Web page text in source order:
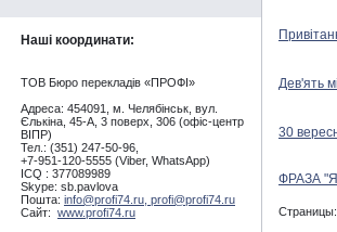
Наші координати:
ТОВ Бюро перекладів «ПРОФІ»
Адреса: 454091, м. Челябінськ, вул.
Єлькіна, 45-А, 3 поверх, 306 (офіс-центр
ВІПР)
Тел.: (351) 247-50-96,
+7-951-120-5555 (Viber, WhatsApp)
ICQ : 377089989
Skype: sb.pavlova
Пошта: info@profi74.ru, profi@profi74.ru
Сайт: www.profi74.ru
Дев'ять
30
ФРАЗА
Страницы: